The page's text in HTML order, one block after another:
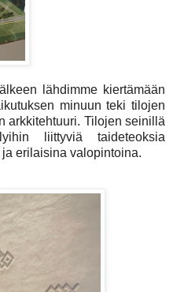
lähdimme kiertämään
minuun teki tilojen
arkkitehtuuri. Tilojen seinillä
liittyviä taideteoksia
erilaisina valopintoina.